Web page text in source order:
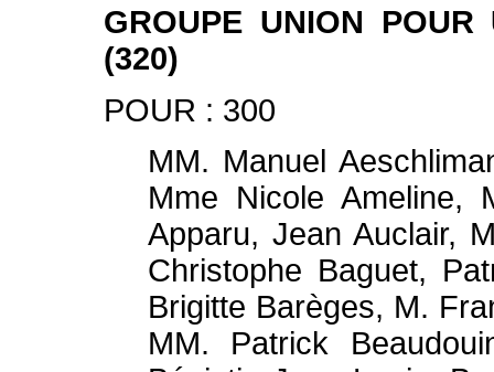
GROUPE UNION POUR
(320)
POUR : 300
MM. Manuel
Mme Nicole Ameline,
Apparu, Jean Auclair,
Christophe Baguet,
Brigitte Barèges, M.
MM. Patrick